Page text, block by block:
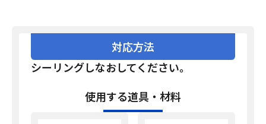
対応方法
シーリングしなおしてください。
使用する道具・材料